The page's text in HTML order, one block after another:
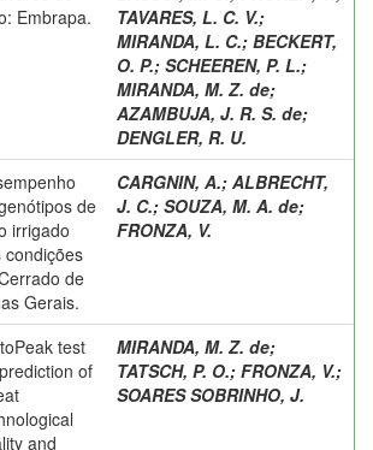
Embrapa.
TAVARES, L. C. V.;
MIRANDA, L. C.; BECKERT,
O. P.; SCHEEREN, P. L.;
MIRANDA, M. Z. de;
AZAMBUJA, J. R. S. de;
DENGLER, R. U.
de
irrigado
condições
de
Gerais.
CARGNIN, A.; ALBRECHT,
J. C.; SOUZA, M. A. de;
FRONZA, V.
test
of
and
MIRANDA, M. Z. de;
TATSCH, P. O.; FRONZA, V.;
SOARES SOBRINHO, J.